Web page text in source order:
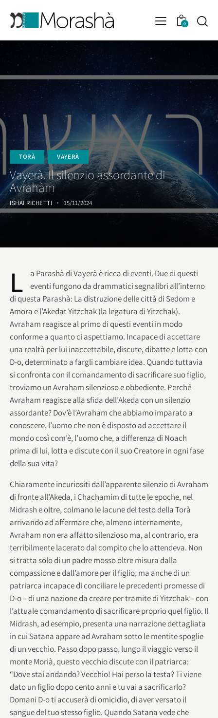
0
TORÀ VAYERÀ
Vayerà. Il silenzio assordante di
Avrahàm
ISHAI RICHETTI 15/11/2024
L
a Parashà di Vayerà è ricca di eventi. Due di questi
eventi fungono da drammatici segnalibri all’interno
di questa Parashà: La distruzione delle città di Sedom e
Amora e l’Akedat Yitzchak (la legatura di Yitzchak).
Avraham reagisce al primo di questi eventi in modo
conforme a quanto ci aspettiamo. Incapace di accettare
una realtà per lui inaccettabile, discute, dibatte e lotta con
D-o, determinato a fargli cambiare idea. Quando tuttavia
si confronta con il comandamento di sacrificare suo figlio,
troviamo un Avraham silenzioso e obbediente. Perché
Avraham reagisce alla sfida dell’Akeda con un silenzio
assordante? Dov’è l’Avraham che abbiamo imparato a
conoscere, l’uomo che non è disposto ad accettare il
mondo così com’è, l’uomo che, a differenza di Noach
prima di lui, lotta e discute con il suo Creatore in ogni fase
della sua vita?
Chiaramente incuriositi dall’apparente silenzio di Avraham
di fronte all’Akeda, i Chachamim di tutte le epoche, nel
Midrash e oltre, colmano le lacune del testo della Torà
arrivando ad affermare che, almeno internamente,
Avraham non era affatto silenzioso ma, al contrario, era
terribilmente lacerato dal compito che lo attendeva. Non
si tratta solo di un padre mosso oltre misura dalla
compassione e dall’amore per il figlio, ma anche di un
patriarca incapace di conciliare le precedenti promesse di
D-o – di una nazione da creare per tramite di Yitzchak – con
l’attuale comandamento di sacrificare proprio quel figlio. Il
Midrash, ad esempio, presenta una narrazione dettagliata
in cui Satana appare ad Avraham sotto le mentite spoglie
di un vecchio. Passo dopo passo, lungo il viaggio verso il
monte Morià, questo vecchio discute con il patriarca:
“Dove stai andando? Vecchio! Hai perso la testa? Ti viene
dato un figlio dopo cento anni e tu vai a sacrificarlo?
Domani D-o ti accuserà di omicidio, di aver versato il
sangue del tuo stesso figlio. Quando Satana vede che